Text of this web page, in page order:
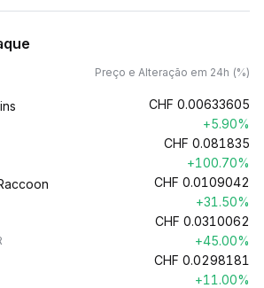
Preço e Alteração em 24h (%)
CHF 0.00633605
+5.90%
CHF 0.081835
+100.70%
CHF 0.0109042
+31.50%
CHF 0.0310062
+45.00%
CHF 0.0298181
+11.00%